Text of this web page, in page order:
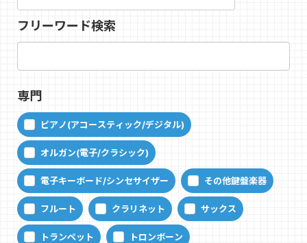
フリーワード検索
専門
ピアノ(アコースティック/デジタル)
オルガン(電子/クラシック)
電子キーボード/シンセサイザー その他鍵盤楽器
フルート クラリネット サックス
トランペット トロンボーン